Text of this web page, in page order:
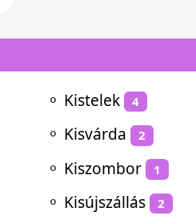
⚬ Kistelek 4
⚬ Kisvárda 2
⚬ Kiszombor 1
⚬ Kisújszállás 2